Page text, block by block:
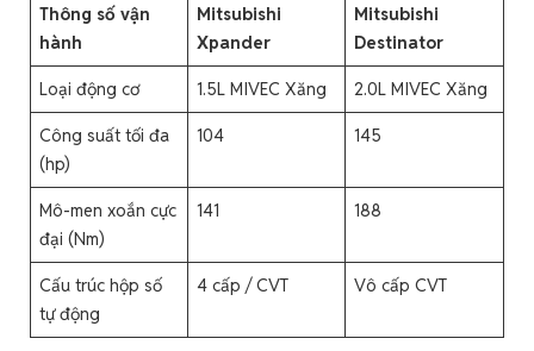
Thông số vận
hành
Mitsubishi
Xpander
Mitsubishi
Destinator
Loại động cơ 1.5L MIVEC Xăng 2.0L MIVEC Xăng
Công suất tối đa
(hp)
104 145
Mô-men xoắn cực
đại (Nm)
141 188
Cấu trúc hộp số
tự động
4 cấp / CVT Vô cấp CVT